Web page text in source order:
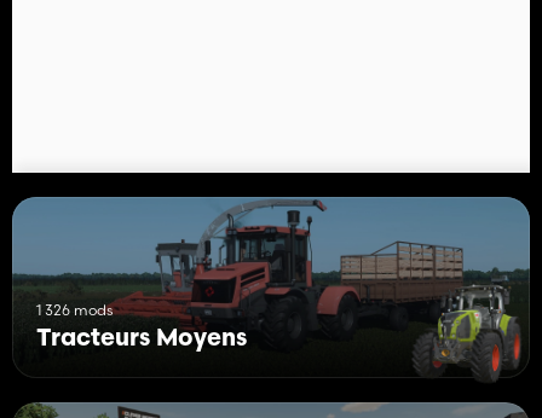
1 326 mods
Tracteurs Moyens